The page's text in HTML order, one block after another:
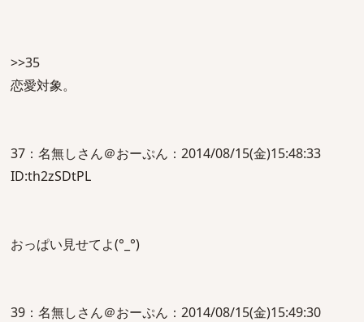
>>35
恋愛対象。
37：名無しさん＠おーぷん：2014/08/15(金)15:48:33
ID:th2zSDtPL
おっぱい見せてよ(°_°)
39：名無しさん＠おーぷん：2014/08/15(金)15:49:30